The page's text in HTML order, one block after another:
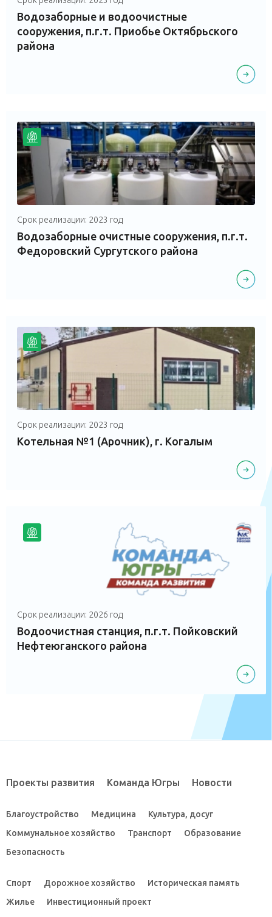
Водозаборные и водоочистные
сооружения, п.г.т. Приобье Октябрьского
района
Срок реализации: 2023 год
Водозаборные очистные сооружения, п.г.т.
Федоровский Сургутского района
Срок реализации: 2023 год
Котельная №1 (Арочник), г. Когалым
Срок реализации: 2026 год
Водоочистная станция, п.г.т. Пойковский
Нефтеюганского района
Проекты развития Команда Югры Новости
Благоустройство Медицина
Культура, досуг
Коммунальное хозяйство
Транспорт
Образование
Безопасность
Спорт Дорожное хозяйство
Историческая память
Жилье
Инвестиционный проект